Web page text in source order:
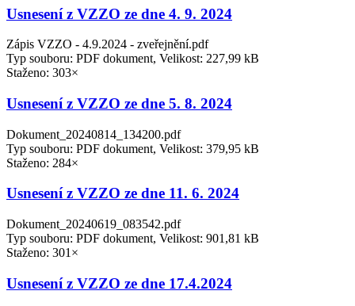
Usnesení z VZZO ze dne 4. 9. 2024
Zápis VZZO - 4.9.2024 - zveřejnění.pdf
Typ souboru: PDF dokument, Velikost: 227,99 kB
Staženo: 303×
Usnesení z VZZO ze dne 5. 8. 2024
Dokument_20240814_134200.pdf
Typ souboru: PDF dokument, Velikost: 379,95 kB
Staženo: 284×
Usnesení z VZZO ze dne 11. 6. 2024
Dokument_20240619_083542.pdf
Typ souboru: PDF dokument, Velikost: 901,81 kB
Staženo: 301×
Usnesení z VZZO ze dne 17.4.2024